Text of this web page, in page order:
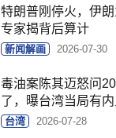
特朗普刚停火，伊
专家揭背后算计
新闻解画 2026-07-30
毒油案陈其迈怒问
了，曝台湾当局有
台湾 2026-07-28